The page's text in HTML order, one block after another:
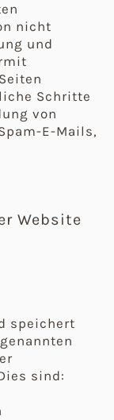
nicht
und
Schritte
von
E-Mails,
Website
speichert
sind: